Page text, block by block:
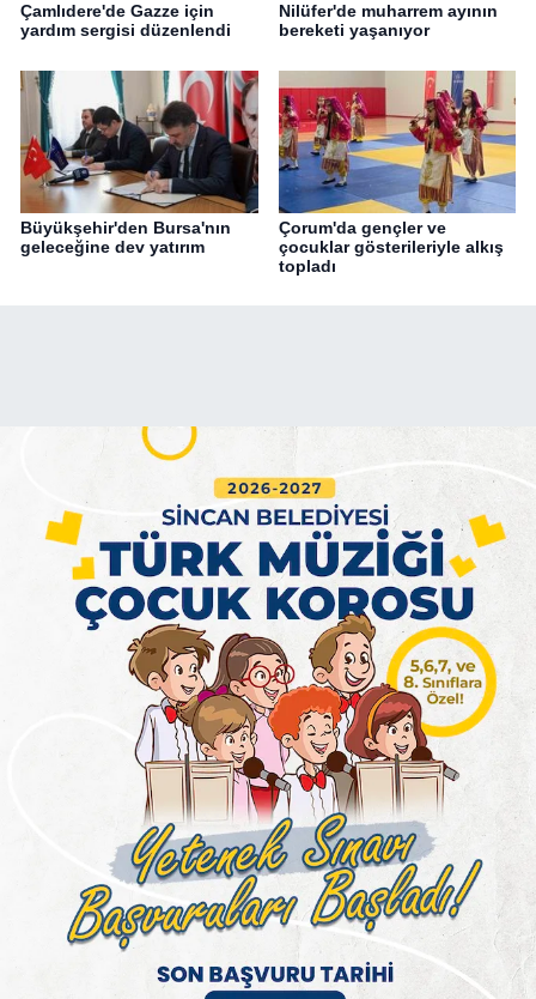
Çamlıdere'de Gazze için
yardım sergisi düzenlendi
Nilüfer'de muharrem ayının
bereketi yaşanıyor
Büyükşehir'den Bursa'nın
geleceğine dev yatırım
Çorum'da gençler ve
çocuklar gösterileriyle alkış
topladı